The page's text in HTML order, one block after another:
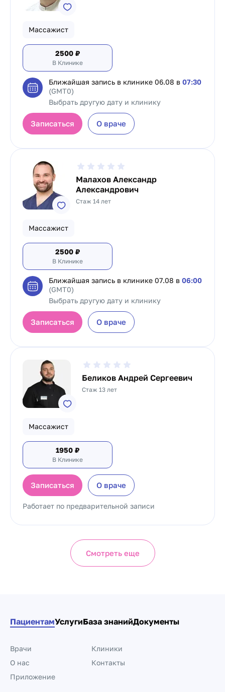
Массажист
2500 ₽
В Клинике
Ближайшая запись в клинике 06.08 в 07:30
(GMT0)
Выбрать другую дату и клинику
Записаться О враче
Малахов Александр
Александрович
Стаж 14 лет
Массажист
2500 ₽
В Клинике
Ближайшая запись в клинике 07.08 в 06:00
(GMT0)
Выбрать другую дату и клинику
Записаться О враче
Беликов Андрей Сергеевич
Стаж 13 лет
Массажист
1950 ₽
В Клинике
Записаться О враче
Работает по предварительной записи
Смотреть еще
ПациентамУслугиБаза знанийДокументы
Врачи
Клиники
О нас
Контакты
Приложение